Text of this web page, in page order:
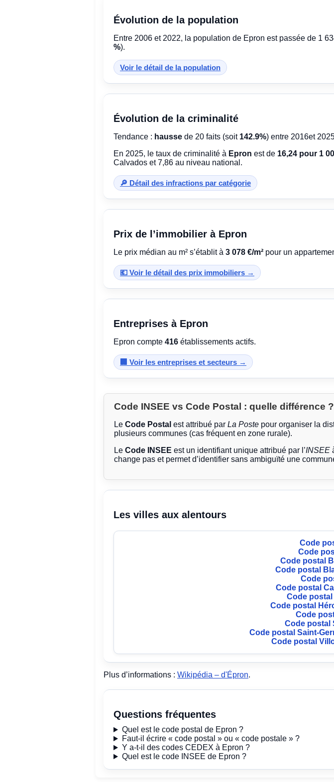
Évolution de la population
Entre 2006 et 2022, la population de Epron est passée de 1
%).
Voir le détail de la population
Évolution de la criminalité
Tendance : hausse de 20 faits (soit 142.9%) entre 2016et
En 2025, le taux de criminalité à Epron est de 16,24 pour 1
Calvados et 7,86 au niveau national.
🔎 Détail des infractions par catégorie
Prix de l’immobilier à Epron
Le prix médian au m² s’établit à 3 078 €/m² pour un
💶 Voir le détail des prix immobiliers →
Entreprises à Epron
Epron compte 416 établissements actifs.
🏢 Voir les entreprises et secteurs →
Code INSEE vs Code Postal : quelle différence ?
Le Code Postal est attribué par La Poste pour organiser la
plusieurs communes (cas fréquent en zone rurale).
Le Code INSEE est un identifiant unique attribué par l’INSEE
change pas et permet d’identifier sans ambiguïté une
Les villes aux alentours
Code
Code
Code postal
Code postal
Code
Code postal
Code
Code postal
Code
Code postal
Code postal Saint-
Code postal
Plus d’informations : Wikipédia – d'Épron.
Questions fréquentes
Quel est le code postal de Epron ?
Faut-il écrire « code postal » ou « code postale » ?
Y a-t-il des codes CEDEX à Epron ?
Quel est le code INSEE de Epron ?